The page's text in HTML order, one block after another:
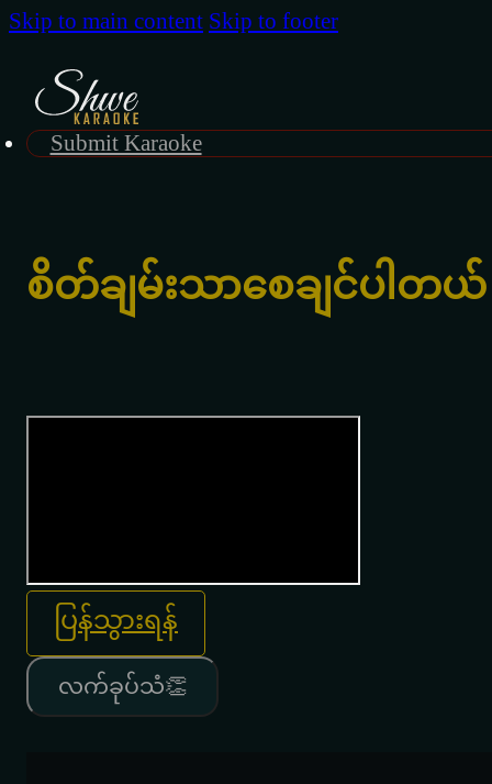
Skip to main content Skip to footer
Submit Karaoke
စိတ်ချမ်းသာစေချင်ပါတယ်
ပြန်သွားရန်
လက်ခုပ်သံ👏